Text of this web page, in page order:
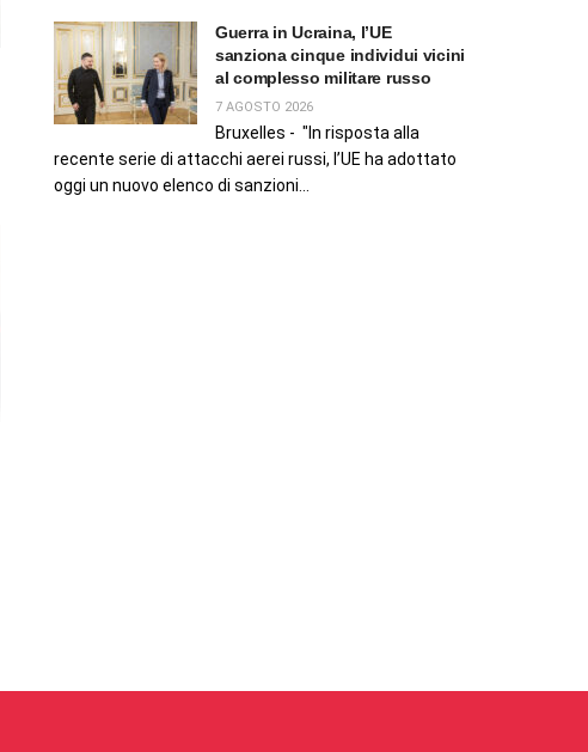
Guerra in Ucraina, l’UE
sanziona cinque individui vicini
al complesso militare russo
7 AGOSTO 2026
Bruxelles - "In risposta alla
recente serie di attacchi aerei russi, l’UE ha adottato
oggi un nuovo elenco di sanzioni...